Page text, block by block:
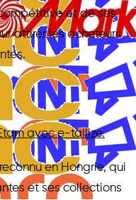
et de ses
attirer les acheteurs
avec e-tailize.
en Hongrie, qui
et ses collections